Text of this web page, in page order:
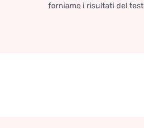
forniamo i risultati del test